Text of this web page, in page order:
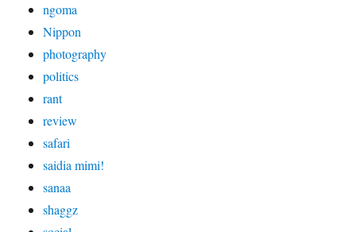
ngoma
Nippon
photography
politics
rant
review
safari
saidia mimi!
sanaa
shaggz